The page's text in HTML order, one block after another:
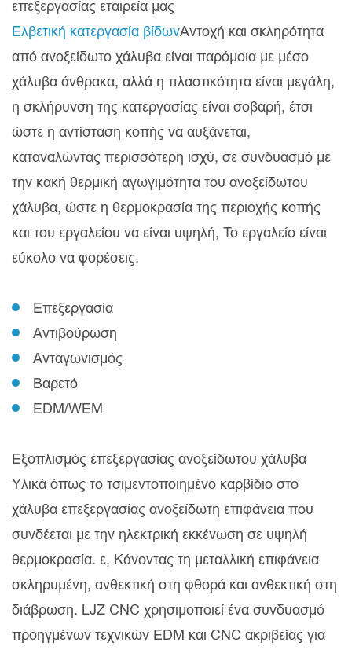
επεξεργασίας εταιρεία μας
Ελβετική κατεργασία βίδωνΑντοχή και σκληρότητα
από ανοξείδωτο χάλυβα είναι παρόμοια με μέσο
χάλυβα άνθρακα, αλλά η πλαστικότητα είναι μεγάλη,
η σκλήρυνση της κατεργασίας είναι σοβαρή, έτσι
ώστε η αντίσταση κοπής να αυξάνεται,
καταναλώντας περισσότερη ισχύ, σε συνδυασμό με
την κακή θερμική αγωγιμότητα του ανοξείδωτου
χάλυβα, ώστε η θερμοκρασία της περιοχής κοπής
και του εργαλείου να είναι υψηλή, Το εργαλείο είναι
εύκολο να φορέσεις.
Επεξεργασία
Αντιβούρωση
Ανταγωνισμός
Βαρετό
EDM/WEM
Εξοπλισμός επεξεργασίας ανοξείδωτου χάλυβα
Υλικά όπως το τσιμεντοποιημένο καρβίδιο στο
χάλυβα επεξεργασίας ανοξείδωτη επιφάνεια που
συνδέεται με την ηλεκτρική εκκένωση σε υψηλή
θερμοκρασία. ε, Κάνοντας τη μεταλλική επιφάνεια
σκληρυμένη, ανθεκτική στη φθορά και ανθεκτική στη
διάβρωση. LJZ CNC χρησιμοποιεί ένα συνδυασμό
προηγμένων τεχνικών EDM και CNC ακριβείας για